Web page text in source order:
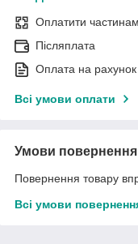
Оплатити
Післяплата
Оплата на рахунок
Всі умови оплати
Умови повернення
Повернення товару
Всі умови